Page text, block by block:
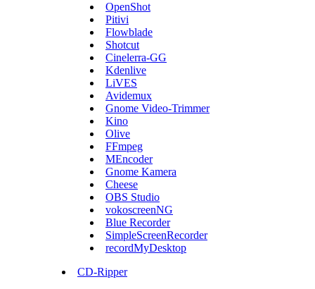
OpenShot
Pitivi
Flowblade
Shotcut
Cinelerra-GG
Kdenlive
LiVES
Avidemux
Gnome Video-Trimmer
Kino
Olive
FFmpeg
MEncoder
Gnome Kamera
Cheese
OBS Studio
vokoscreenNG
Blue Recorder
SimpleScreenRecorder
recordMyDesktop
CD-Ripper